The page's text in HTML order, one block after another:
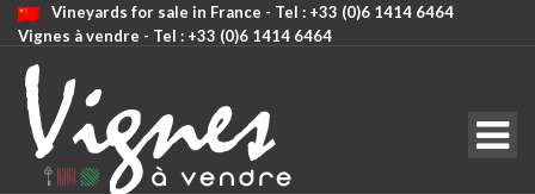
Vineyards for sale in France - Tel : +33 (0)6 1414 6464
Vignes à vendre - Tel : +33 (0)6 1414 6464
CODE: SELECT ALL